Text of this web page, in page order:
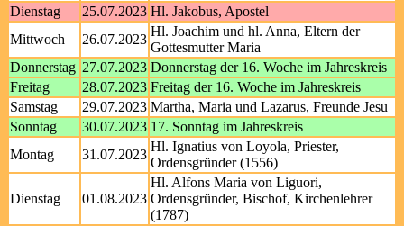
Dienstag
25.07.2023 Hl. Jakobus, Apostel
Mittwoch
26.07.2023
Hl. Joachim und hl. Anna, Eltern der
Gottesmutter Maria
Donnerstag 27.07.2023 Donnerstag der 16. Woche im Jahreskreis
Freitag
28.07.2023 Freitag der 16. Woche im Jahreskreis
Samstag
29.07.2023 Martha, Maria und Lazarus, Freunde Jesu
Sonntag
30.07.2023 17. Sonntag im Jahreskreis
Montag
31.07.2023
Hl. Ignatius von Loyola, Priester,
Ordensgründer (1556)
Dienstag 01.08.2023
Hl. Alfons Maria von Liguori,
Ordensgründer, Bischof, Kirchenlehrer
(1787)